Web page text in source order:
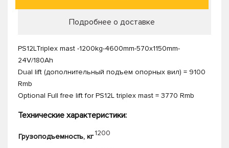
Подробнее о доставке
PS12LTriplex mast -1200kg-4600mm-570x1150mm-
24V/180Ah
Dual lift (дополнительный подъем опорных вил) = 9100
Rmb
Optional Full free lift for PS12L triplex mast = 3770 Rmb
Технические характеристики:
Грузоподъемность, кг1200